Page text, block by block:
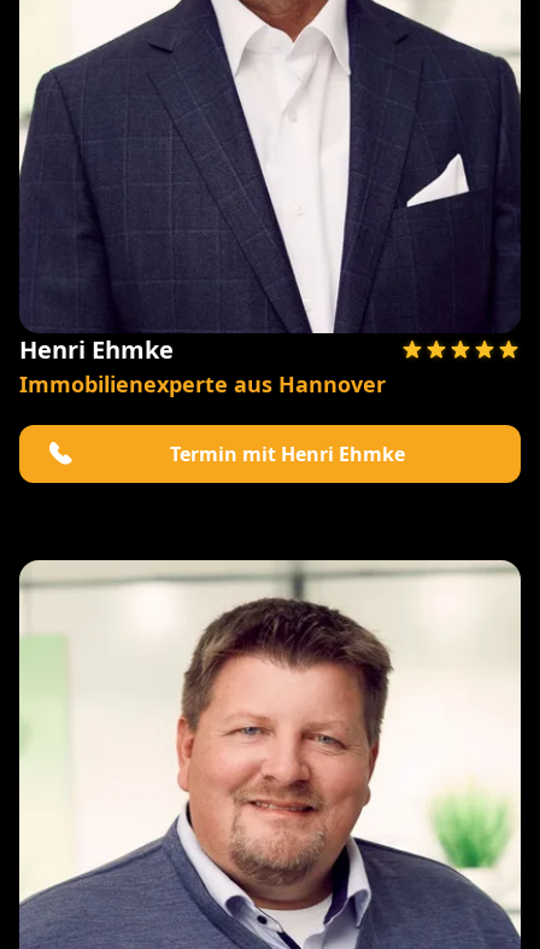
Henri Ehmke
Immobilienexperte aus Hannover
Termin mit Henri Ehmke